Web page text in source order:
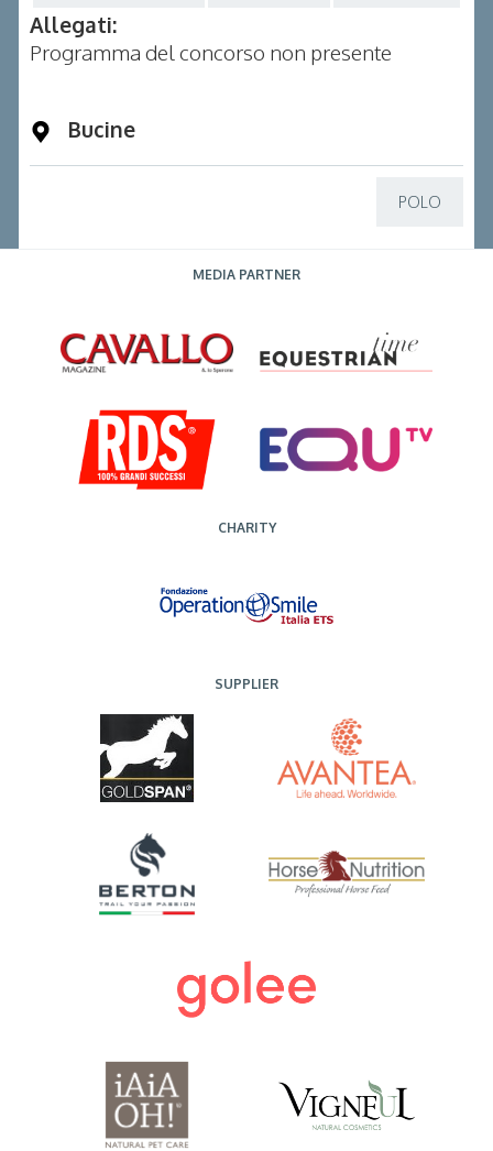
Allegati:
Programma del concorso non presente
Bucine
POLO
MEDIA PARTNER
CHARITY
SUPPLIER